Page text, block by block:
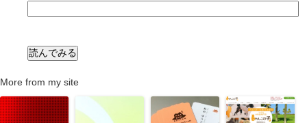
More from my site